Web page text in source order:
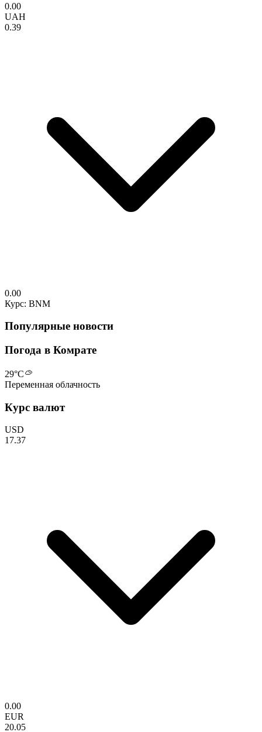
0.00
UAH
0.39
0.00
Курс: BNM
Популярные новости
Погода в Комрате
29°C
Переменная облачность
Курс валют
USD
17.37
0.00
EUR
20.05